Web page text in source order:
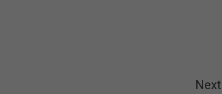
Next